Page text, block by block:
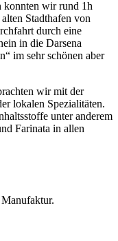
konnten wir rund 1h
Stadthafen von
durch eine
in die Darsena
im sehr schönen aber
wir mit der
lokalen Spezialitäten.
unter anderem
Farinata in allen